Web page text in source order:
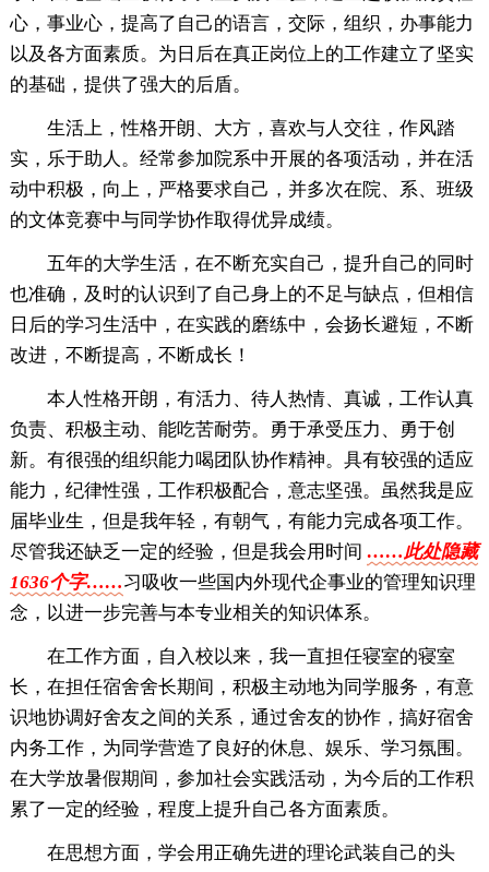
心，事业心，提高了自己的语言，交际，组织，办事能力
以及各方面素质。为日后在真正岗位上的工作建立了坚实
的基础，提供了强大的后盾。
生活上，性格开朗、大方，喜欢与人交往，作风踏
实，乐于助人。经常参加院系中开展的各项活动，并在活
动中积极，向上，严格要求自己，并多次在院、系、班级
的文体竞赛中与同学协作取得优异成绩。
五年的大学生活，在不断充实自己，提升自己的同时
也准确，及时的认识到了自己身上的不足与缺点，但相信
日后的学习生活中，在实践的磨练中，会扬长避短，不断
改进，不断提高，不断成长！
本人性格开朗，有活力、待人热情、真诚，工作认真
负责、积极主动、能吃苦耐劳。勇于承受压力、勇于创
新。有很强的组织能力喝团队协作精神。具有较强的适应
能力，纪律性强，工作积极配合，意志坚强。虽然我是应
届毕业生，但是我年轻，有朝气，有能力完成各项工作。
尽管我还缺乏一定的经验，但是我会用时间 ……此处隐藏
1636个字……习吸收一些国内外现代企事业的管理知识理
念，以进一步完善与本专业相关的知识体系。
在工作方面，自入校以来，我一直担任寝室的寝室
长，在担任宿舍舍长期间，积极主动地为同学服务，有意
识地协调好舍友之间的关系，通过舍友的协作，搞好宿舍
内务工作，为同学营造了良好的休息、娱乐、学习氛围。
在大学放暑假期间，参加社会实践活动，为今后的工作积
累了一定的经验，程度上提升自己各方面素质。
在思想方面，学会用正确先进的理论武装自己的头